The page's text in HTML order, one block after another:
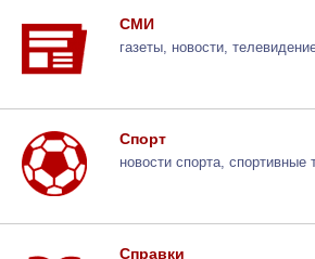
СМИ
газеты, новости,
Спорт
новости спорта, спортивные
Справки